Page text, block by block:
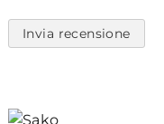
Invia recensione